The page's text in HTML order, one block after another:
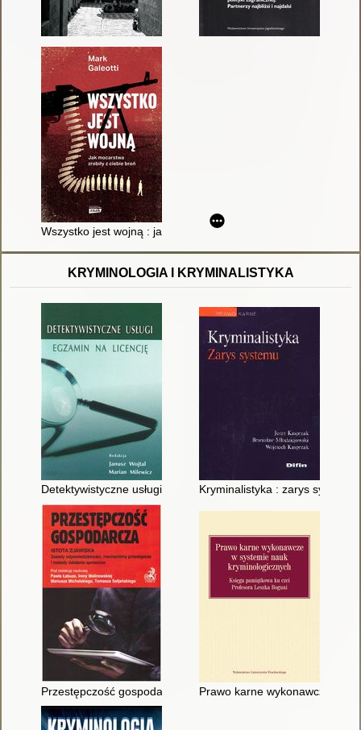
Wszystko jest wojną : jak mocarstwa zrobiły z ciebie broń
KRYMINOLOGIA I KRYMINALISTYKA
Detektywistyczne usługi - egzamin na licencjęKryminalistyka : zarys systemu
Przestępczość gospodarcza : istota zjawiska : zasady
Prawo karne wykonawcze w